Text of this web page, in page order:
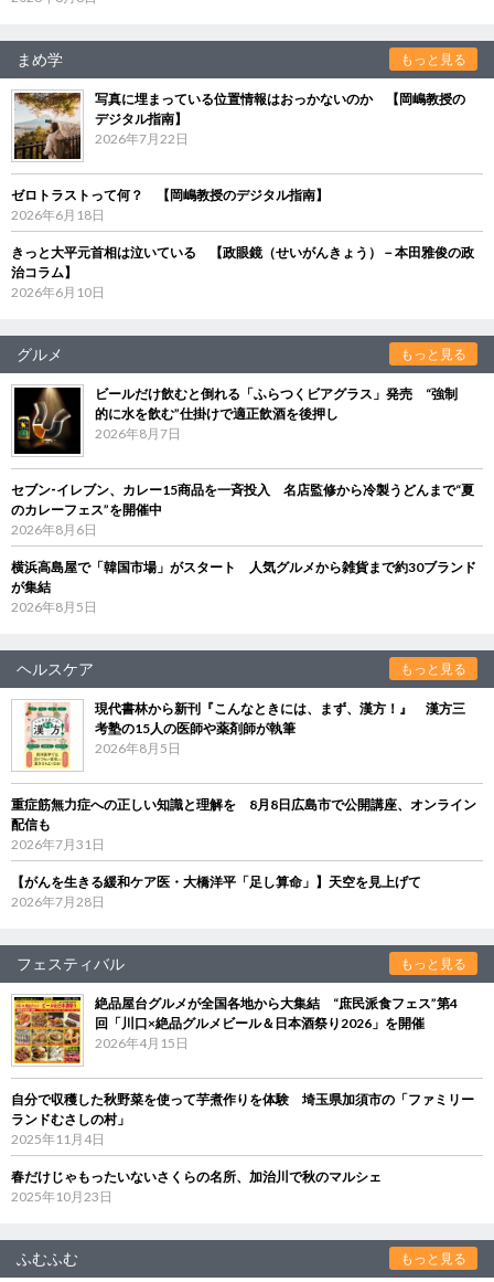
まめ学 もっと見る
写真に埋まっている位置情報はおっかないのか 【岡嶋教授の
デジタル指南】
2026年7月22日
ゼロトラストって何？ 【岡嶋教授のデジタル指南】
2026年6月18日
きっと大平元首相は泣いている 【政眼鏡（せいがんきょう）－本田雅俊の政
治コラム】
2026年6月10日
グルメ もっと見る
ビールだけ飲むと倒れる「ふらつくビアグラス」発売 “強制
的に水を飲む”仕掛けで適正飲酒を後押し
2026年8月7日
セブン‐イレブン、カレー15商品を一斉投入 名店監修から冷製うどんまで“夏
のカレーフェス”を開催中
2026年8月6日
横浜高島屋で「韓国市場」がスタート 人気グルメから雑貨まで約30ブランド
が集結
2026年8月5日
ヘルスケア もっと見る
現代書林から新刊『こんなときには、まず、漢方！』 漢方三
考塾の15人の医師や薬剤師が執筆
2026年8月5日
重症筋無力症への正しい知識と理解を 8月8日広島市で公開講座、オンライン
配信も
2026年7月31日
【がんを生きる緩和ケア医・大橋洋平「足し算命」】天空を見上げて
2026年7月28日
フェスティバル もっと見る
絶品屋台グルメが全国各地から大集結 “庶民派食フェス”第4
回「川口×絶品グルメビール＆日本酒祭り2026」を開催
2026年4月15日
自分で収穫した秋野菜を使って芋煮作りを体験 埼玉県加須市の「ファミリー
ランドむさしの村」
2025年11月4日
春だけじゃもったいないさくらの名所、加治川で秋のマルシェ
2025年10月23日
ふむふむ もっと見る